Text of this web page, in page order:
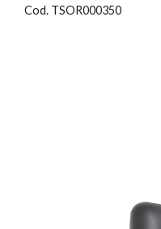
Cod. TSOR000350